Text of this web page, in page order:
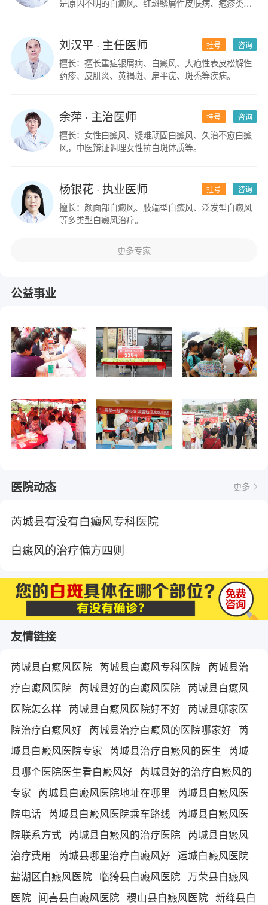
是原因不明的白癜风、红斑鳞屑性皮肤病、疱疹类皮
咨询
挂号
刘汉平· 主任医师
擅长：擅长重症银屑病、白癜风、大疱性表皮松解性
药疹、皮肌炎、黄褐斑、扁平疣、斑秃等疾病。
咨询
挂号
余萍· 主治医师
擅长：女性白癜风、疑难顽固白癜风、久治不愈白癜
风，中医辩证调理女性抗白斑体质等。
咨询
挂号
杨银花· 执业医师
擅长：颜面部白癜风、肢端型白癜风、泛发型白癜风
等多类型白癜风治疗。
更多专家
公益事业
医院动态 更多
芮城县有没有白癜风专科医院
白癜风的治疗偏方四则
友情链接
芮城县白癜风医院 芮城县白癜风专科医院 芮城县治
疗白癜风医院 芮城县好的白癜风医院 芮城县白癜风
医院怎么样 芮城县白癜风医院好不好 芮城县哪家医
院治疗白癜风好 芮城县治疗白癜风的医院哪家好 芮
城县白癜风医院专家 芮城县治疗白癜风的医生
芮城
县哪个医院医生看白癜风好 芮城县好的治疗白癜风的
专家 芮城县白癜风医院地址在哪里
芮城县白癜风医
院电话 芮城县白癜风医院乘车路线 芮城县白癜风医
院联系方式 芮城县白癜风的治疗医院 芮城县白癜风
治疗费用
芮城县哪里治疗白癜风好 运城白癜风医院
盐湖区白癜风医院 临猗县白癜风医院 万荣县白癜风
医院 闻喜县白癜风医院 稷山县白癜风医院 新绛县白